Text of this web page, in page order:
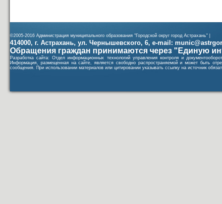
©2005-2016 Администрация муниципального образования "Городской округ город Астрахань" |
414000, г. Астрахань, ул. Чернышевского, 6, e-mail:
Обращения граждан принимаются через "Единую
Разработка сайта: Отдел информационных технологий управления контроля и
Информация, размещенная на сайте, является свободно распространяемой и может быть
сообщения. При использовании материалов или цитировании указывать ссылку на источник